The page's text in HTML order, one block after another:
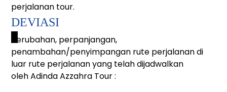
perjalanan tour.
DEVIASI
_Perubahan, perpanjangan,
penambahan/penyimpangan rute perjalanan di
luar rute perjalanan yang telah dijadwalkan
oleh Adinda Azzahra Tour :